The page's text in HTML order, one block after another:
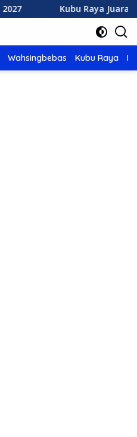
Kubu Raya Juara Umum MTQ
Wahsingbebas Kubu Raya